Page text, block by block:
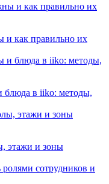
как правильно их
блюда в iiko: методы,
этажи и зоны